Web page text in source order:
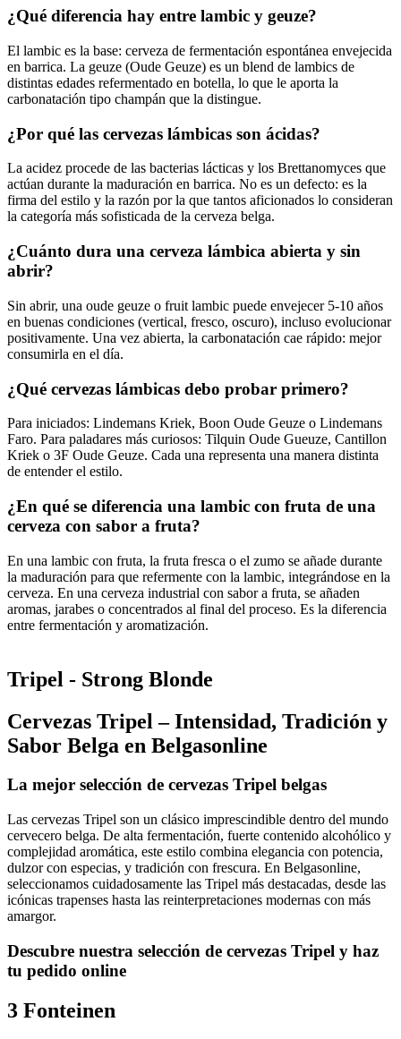
¿Qué diferencia hay entre lambic y geuze?
El lambic es la base: cerveza de fermentación espontánea envejecida
en barrica. La geuze (Oude Geuze) es un blend de lambics de
distintas edades refermentado en botella, lo que le aporta la
carbonatación tipo champán que la distingue.
¿Por qué las cervezas lámbicas son ácidas?
La acidez procede de las bacterias lácticas y los Brettanomyces que
actúan durante la maduración en barrica. No es un defecto: es la
firma del estilo y la razón por la que tantos aficionados lo consideran
la categoría más sofisticada de la cerveza belga.
¿Cuánto dura una cerveza lámbica abierta y sin
abrir?
Sin abrir, una oude geuze o fruit lambic puede envejecer 5-10 años
en buenas condiciones (vertical, fresco, oscuro), incluso evolucionar
positivamente. Una vez abierta, la carbonatación cae rápido: mejor
consumirla en el día.
¿Qué cervezas lámbicas debo probar primero?
Para iniciados: Lindemans Kriek, Boon Oude Geuze o Lindemans
Faro. Para paladares más curiosos: Tilquin Oude Gueuze, Cantillon
Kriek o 3F Oude Geuze. Cada una representa una manera distinta
de entender el estilo.
¿En qué se diferencia una lambic con fruta de una
cerveza con sabor a fruta?
En una lambic con fruta, la fruta fresca o el zumo se añade durante
la maduración para que refermente con la lambic, integrándose en la
cerveza. En una cerveza industrial con sabor a fruta, se añaden
aromas, jarabes o concentrados al final del proceso. Es la diferencia
entre fermentación y aromatización.
Tripel - Strong Blonde
Cervezas Tripel – Intensidad, Tradición y
Sabor Belga en Belgasonline
La mejor selección de cervezas Tripel belgas
Las cervezas Tripel son un clásico imprescindible dentro del mundo
cervecero belga. De alta fermentación, fuerte contenido alcohólico y
complejidad aromática, este estilo combina elegancia con potencia,
dulzor con especias, y tradición con frescura. En Belgasonline,
seleccionamos cuidadosamente las Tripel más destacadas, desde las
icónicas trapenses hasta las reinterpretaciones modernas con más
amargor.
Descubre nuestra selección de cervezas Tripel y haz
tu pedido online
3 Fonteinen